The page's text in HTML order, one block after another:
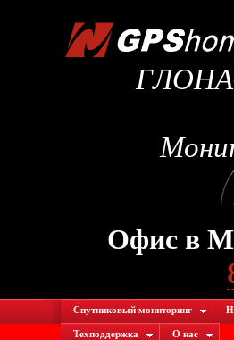
Офис в
Спутниковый мониторинг
Техподдержка О нас